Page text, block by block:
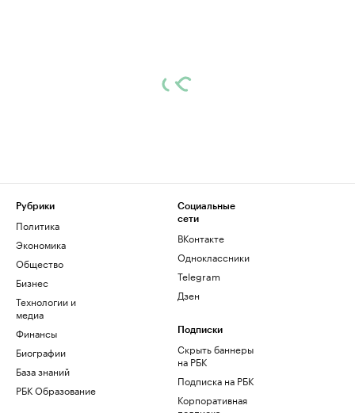
Рубрики
Политика
Экономика
Общество
Бизнес
Технологии и
медиа
Финансы
Биографии
База знаний
РБК Образование
Социальные
сети
ВКонтакте
Одноклассники
Telegram
Дзен
Подписки
Скрыть баннеры
на РБК
Подписка на РБК
Корпоративная